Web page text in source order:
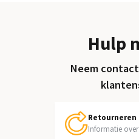
Hulp
Neem
Retourneren
Informatie